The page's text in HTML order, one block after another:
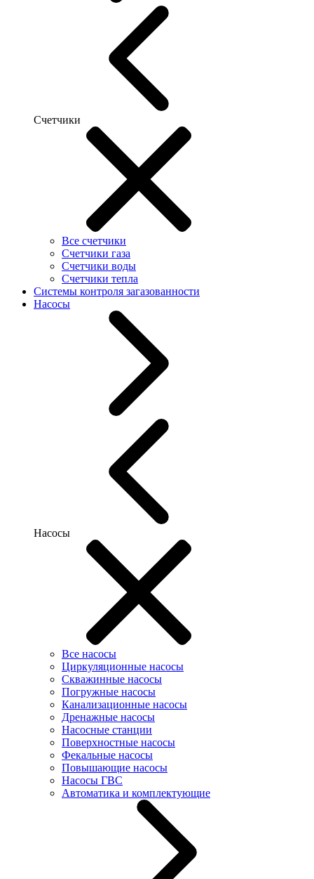
Счетчики
Все счетчики
Счетчики газа
Счетчики воды
Счетчики тепла
Системы контроля загазованности
Насосы
Насосы
Все насосы
Циркуляционные насосы
Скважинные насосы
Погружные насосы
Канализационные насосы
Дренажные насосы
Насосные станции
Поверхностные насосы
Фекальные насосы
Повышающие насосы
Насосы ГВС
Автоматика и комплектующие